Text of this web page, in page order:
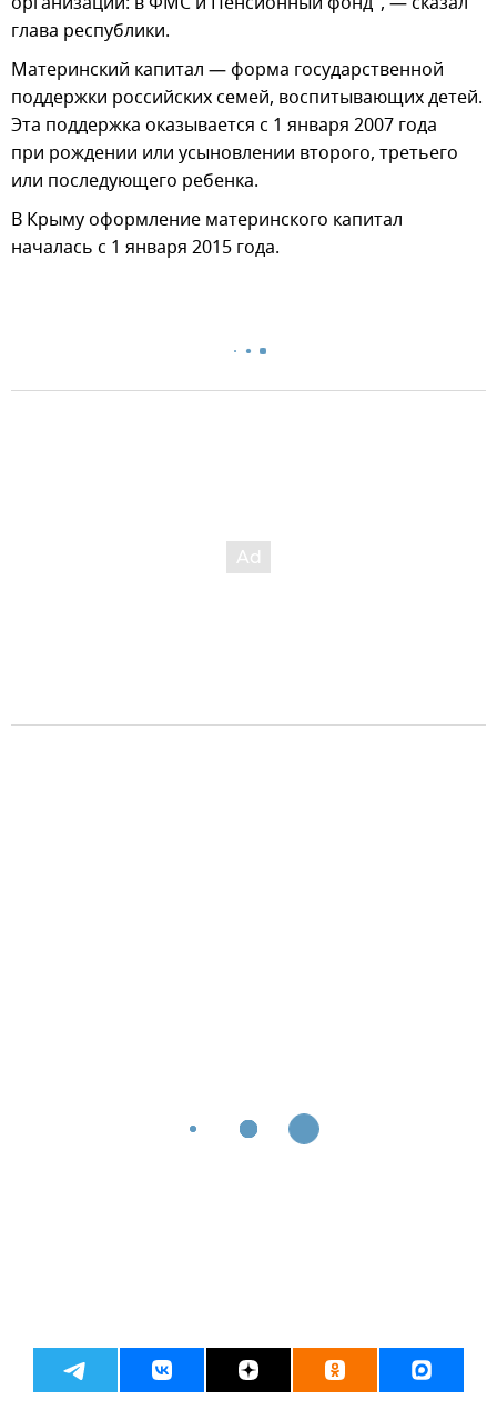
глава республики.
Материнский капитал — форма государственной
поддержки российских семей, воспитывающих детей.
Эта поддержка оказывается с 1 января 2007 года
при рождении или усыновлении второго, третьего
или последующего ребенка.
В Крыму оформление материнского капитал
началась с 1 января 2015 года.